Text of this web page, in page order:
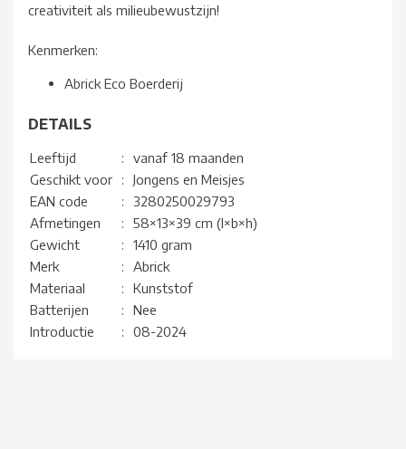
creativiteit als milieubewustzijn!
Kenmerken:
Abrick Eco Boerderij
DETAILS
Leeftijd :
vanaf 18 maanden
Geschikt voor
:
Jongens en Meisjes
EAN code
:
3280250029793
Afmetingen
:
58×13×39 cm (l×b×h)
Gewicht
:
1410 gram
Merk
:
Abrick
Materiaal
:
Kunststof
Batterijen
:
Nee
Introductie
: 08-2024